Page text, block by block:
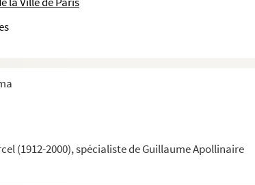
(1912-2000), spécialiste de Guillaume Apollinaire